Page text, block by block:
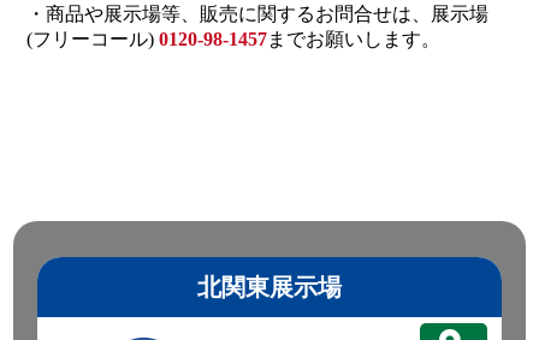
・商品や展示場等、販売に関するお問合せは、展示場
(フリーコール) 0120-98-1457までお願いします。
北関東展示場